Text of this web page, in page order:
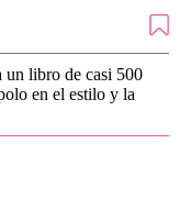
un libro de casi 500
en el estilo y la